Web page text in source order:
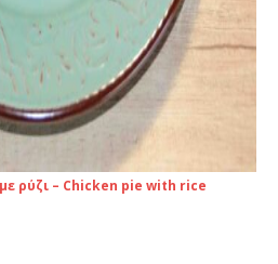
ρύζι – Chicken pie with rice